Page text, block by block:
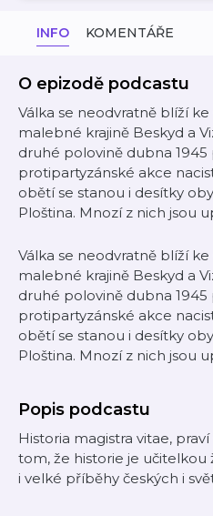
INFO KOMENTÁŘE
O epizodě podcastu
Válka se neodvratně blíží
malebné krajině Beskyd a
druhé polovině dubna 1945
protipartyzánské akce
obětí se stanou i desítky
Ploština. Mnozí z nich jsou
Válka se neodvratně blíží
malebné krajině Beskyd a
druhé polovině dubna 1945
protipartyzánské akce
obětí se stanou i desítky
Ploština. Mnozí z nich jsou
Popis podcastu
Historia magistra vitae,
tom, že historie je učitelkou
i velké příběhy českých i